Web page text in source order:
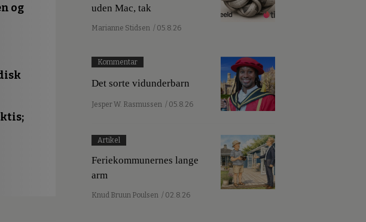
og
uden Mac, tak
Marianne Stidsen / 05.8.26
Kommentar
Det sorte vidunderbarn
Jesper W. Rasmussen / 05.8.26
Artikel
Feriekommunernes lange
arm
Knud Bruun Poulsen / 02.8.26